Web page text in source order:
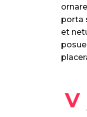
porta
et
V